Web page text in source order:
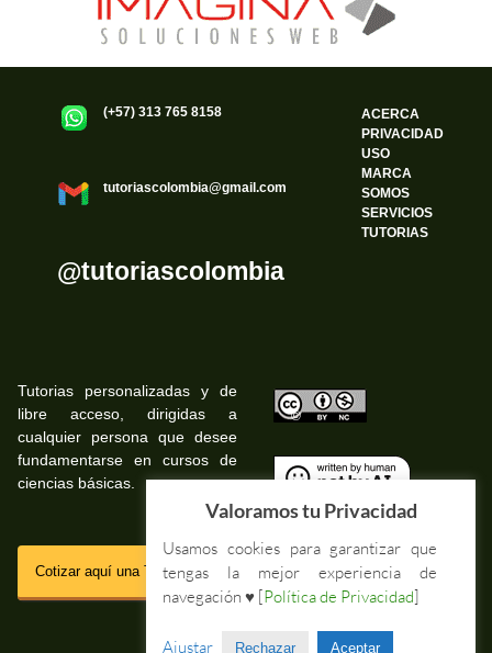
(+57) 313 765 8158
tutoriascolombia@gmail.com
@tutoriascolombia
ACERCA
PRIVACIDAD
USO
MARCA
SOMOS
SERVICIOS
TUTORIAS
Tutorias personalizadas y de
libre acceso, dirigidas a
cualquier persona que desee
fundamentarse en cursos de
ciencias básicas.
Cotizar aquí una Tutoria Web
©
©
SSL
Valoramos tu Privacidad
Usamos cookies para garantizar que
tengas la mejor experiencia de
navegación ♥ [Política de Privacidad]
Ajustar Rechazar Aceptar